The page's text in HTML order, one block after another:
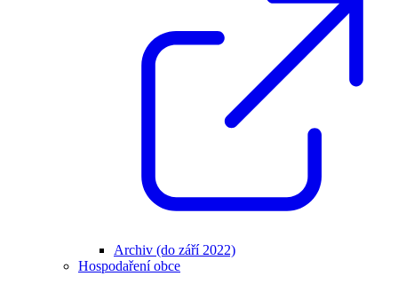
Archiv (do září 2022)
Hospodaření obce